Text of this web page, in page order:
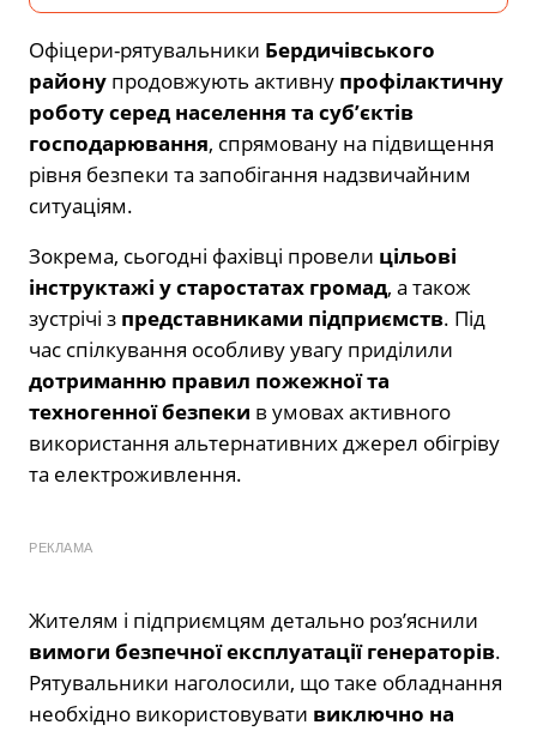
Офіцери-рятувальники Бердичівського
району продовжують активну профілактичну
роботу серед населення та суб’єктів
господарювання, спрямовану на підвищення
рівня безпеки та запобігання надзвичайним
ситуаціям.
Зокрема, сьогодні фахівці провели цільові
інструктажі у старостатах громад, а також
зустрічі з представниками підприємств. Під
час спілкування особливу увагу приділили
дотриманню правил пожежної та
техногенної безпеки в умовах активного
використання альтернативних джерел обігріву
та електроживлення.
РЕКЛАМА
Жителям і підприємцям детально роз’яснили
вимоги безпечної експлуатації генераторів.
Рятувальники наголосили, що таке обладнання
необхідно використовувати виключно на